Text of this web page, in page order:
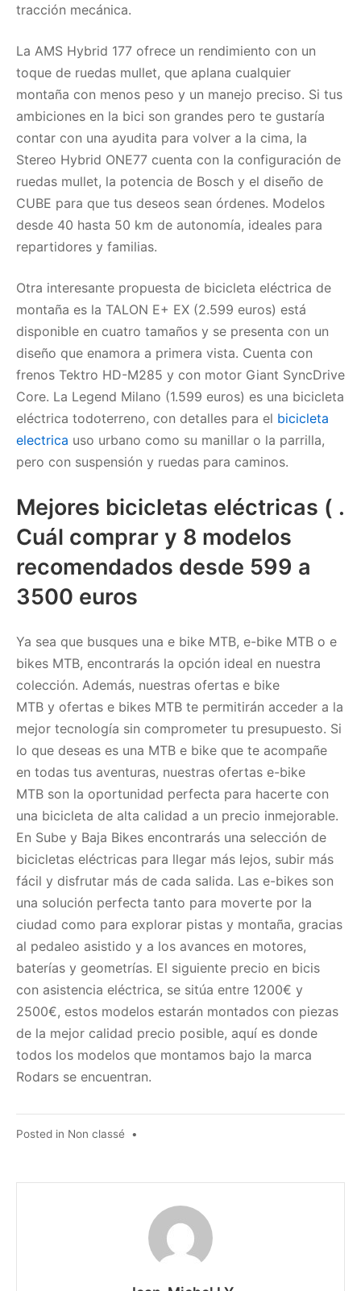
tracción mecánica.
La AMS Hybrid 177 ofrece un rendimiento con un
toque de ruedas mullet, que aplana cualquier
montaña con menos peso y un manejo preciso. Si tus
ambiciones en la bici son grandes pero te gustaría
contar con una ayudita para volver a la cima, la
Stereo Hybrid ONE77 cuenta con la configuración de
ruedas mullet, la potencia de Bosch y el diseño de
CUBE para que tus deseos sean órdenes. Modelos
desde 40 hasta 50 km de autonomía, ideales para
repartidores y familias.
Otra interesante propuesta de bicicleta eléctrica de
montaña es la TALON E+ EX (2.599 euros) está
disponible en cuatro tamaños y se presenta con un
diseño que enamora a primera vista. Cuenta con
frenos Tektro HD-M285 y con motor Giant SyncDrive
Core. La Legend Milano (1.599 euros) es una bicicleta
eléctrica todoterreno, con detalles para el bicicleta
electrica uso urbano como su manillar o la parrilla,
pero con suspensión y ruedas para caminos.
Mejores bicicletas eléctricas ( .
Cuál comprar y 8 modelos
recomendados desde 599 a
3500 euros
Ya sea que busques una e bike MTB, e-bike MTB o e
bikes MTB, encontrarás la opción ideal en nuestra
colección. Además, nuestras ofertas e bike
MTB y ofertas e bikes MTB te permitirán acceder a la
mejor tecnología sin comprometer tu presupuesto. Si
lo que deseas es una MTB e bike que te acompañe
en todas tus aventuras, nuestras ofertas e-bike
MTB son la oportunidad perfecta para hacerte con
una bicicleta de alta calidad a un precio inmejorable.
En Sube y Baja Bikes encontrarás una selección de
bicicletas eléctricas para llegar más lejos, subir más
fácil y disfrutar más de cada salida. Las e-bikes son
una solución perfecta tanto para moverte por la
ciudad como para explorar pistas y montaña, gracias
al pedaleo asistido y a los avances en motores,
baterías y geometrías. El siguiente precio en bicis
con asistencia eléctrica, se sitúa entre 1200€ y
2500€, estos modelos estarán montados con piezas
de la mejor calidad precio posible, aquí es donde
todos los modelos que montamos bajo la marca
Rodars se encuentran.
Posted in Non classé •